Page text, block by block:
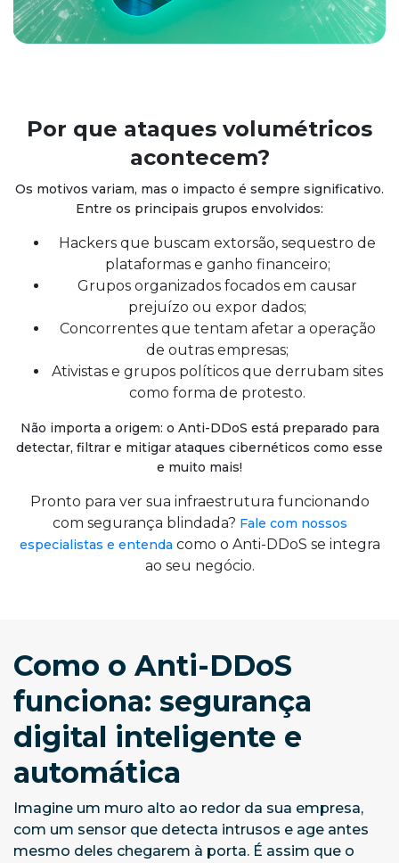
Por que ataques volumétricos
acontecem?
Os motivos variam, mas o impacto é sempre significativo.
Entre os principais grupos envolvidos:
Hackers que buscam extorsão, sequestro de
plataformas e ganho financeiro;
Grupos organizados focados em causar
prejuízo ou expor dados;
Concorrentes que tentam afetar a operação
de outras empresas;
Ativistas e grupos políticos que derrubam sites
como forma de protesto.
Não importa a origem: o Anti-DDoS está preparado para
detectar, filtrar e mitigar ataques cibernéticos como esse
e muito mais!
Pronto para ver sua infraestrutura funcionando
com segurança blindada? Fale com nossos
especialistas e entenda como o Anti-DDoS se integra
ao seu negócio.
Como o Anti-DDoS
funciona: segurança
digital inteligente e
automática
Imagine um muro alto ao redor da sua empresa,
com um sensor que detecta intrusos e age antes
mesmo deles chegarem à porta. É assim que o